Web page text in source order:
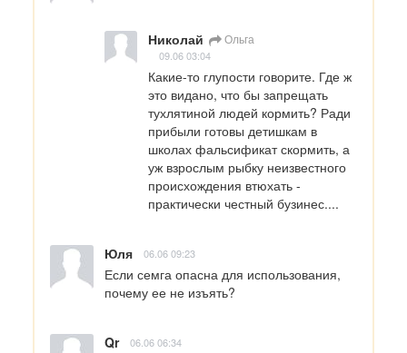
Николай Ольга
09.06 03:04
Какие-то глупости говорите. Где ж
это видано, что бы запрещать
тухлятиной людей кормить? Ради
прибыли готовы детишкам в
школах фальсификат скормить, а
уж взрослым рыбку неизвестного
происхождения втюхать -
практически честный бузинес....
Юля 06.06 09:23
Если семга опасна для использования,
почему ее не изъять?
Qr 06.06 06:34